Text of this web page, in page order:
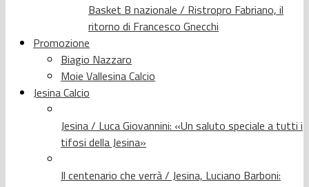
Basket B nazionale / Ristropro Fabriano, il
ritorno di Francesco Gnecchi
Promozione
Biagio Nazzaro
Moie Vallesina Calcio
Jesina Calcio
Jesina / Luca Giovannini: «Un saluto speciale a tutti i
tifosi della Jesina»
Il centenario che verrà / Jesina, Luciano Barboni: